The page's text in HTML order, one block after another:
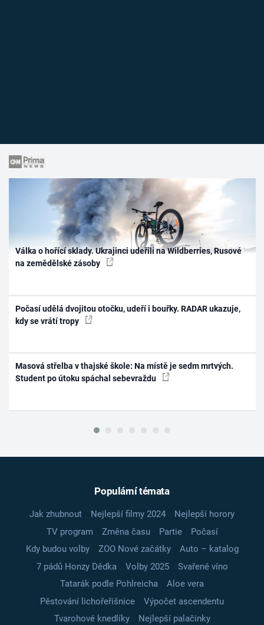
Válka o hořící sklady. Ukrajinci udeřili na Wildberries, Rusové
na zemědělské zásoby
Počasí udělá dvojitou otočku, udeří i bouřky. RADAR ukazuje,
kdy se vrátí tropy
Masová střelba v thajské škole: Na místě je sedm mrtvých.
Student po útoku spáchal sebevraždu
Populární témata
Jak zhubnout Nejlepší filmy 2024
Nejlepší horory
TV program
Změna času Partie
Počasí
Kdy budou volby
ZOO Nové začátky
Auto – katalog
7 pádů Honzy Dědka
Volby 2025
Svařené víno
Tatarák podle Pohlreicha
Aloe vera
Pěstování lichořeřišnice
Výpočet ascendentu
Tvarohové knedlíky
Nejlepší palačinky